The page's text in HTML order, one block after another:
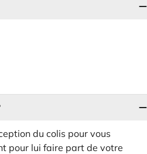
du colis pour vous
pour lui faire part de votre